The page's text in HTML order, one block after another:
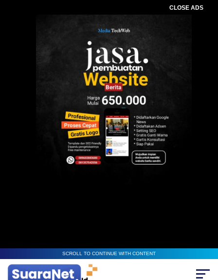
CLOSE ADS
SCROLL TO CONTINUE WITH CONTENT